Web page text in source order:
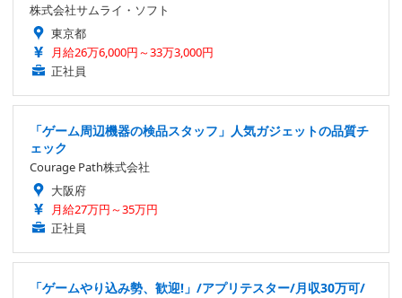
株式会社サムライ・ソフト
東京都
月給26万6,000円～33万3,000円
正社員
「ゲーム周辺機器の検品スタッフ」人気ガジェットの品質チ
ェック
Courage Path株式会社
大阪府
月給27万円～35万円
正社員
「ゲームやり込み勢、歓迎!」/アプリテスター/月収30万可/